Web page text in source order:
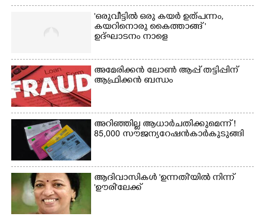
'ഒരുവീട്ടിൽ ഒരു കയർ ഉത്പന്നം,
കയറിനൊരു കൈത്താങ്ങ് '
ഉദ്ഘാടനം നാളെ
അമേരിക്കൻ ലോൺ ആപ്പ് തട്ടിപ്പിന്
ആഫ്രിക്കൻ ബന്ധം
അറിഞ്ഞില്ല ആധാർ ചതിക്കുമെന്ന് !
85,000 സൗജന്യ റേഷൻകാർ കുടുങ്ങി
ആദിവാസികൾ 'ഉന്നതി'യിൽ നിന്ന്
'ഊരി'ലേക്ക്